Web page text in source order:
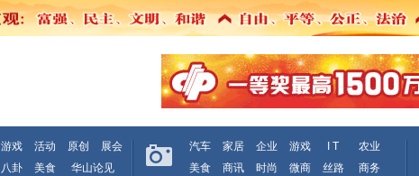
游戏 活动 原创
展会
八卦 美食 华山论见
汽车 家居 企业 游戏 I T
农业
美食
商讯 时尚 微商 丝路 商务